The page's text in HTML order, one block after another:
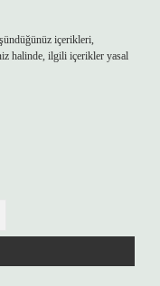
içerikleri,
halinde, ilgili içerikler yasal